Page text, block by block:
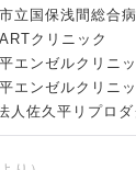
立国保浅間総合
クリニック
エンゼルクリニ
エンゼルクリニ
佐久平リプロダ